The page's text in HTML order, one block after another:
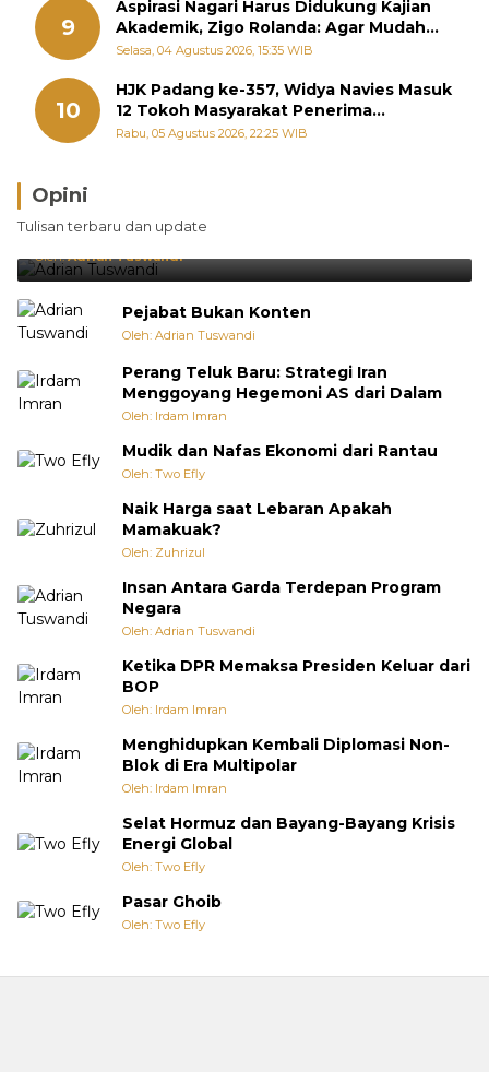
9
Aspirasi Nagari Harus Didukung Kajian
Akademik, Zigo Rolanda: Agar Mudah
Diperjuangkan di Kementerian
Selasa, 04 Agustus 2026, 15:35 WIB
10
HJK Padang ke-357, Widya Navies Masuk
12 Tokoh Masyarakat Penerima
Penghargaan Pemko Padang
Rabu, 05 Agustus 2026, 22:25 WIB
Opini
Tulisan terbaru dan update
Brasil Lebih Diunggulkan, tetapi Jepang Selalu
Punya Cara Membuat Kejutan
Oleh:Adrian Tuswandi
Pejabat Bukan Konten
Oleh: Adrian Tuswandi
Perang Teluk Baru: Strategi Iran
Menggoyang Hegemoni AS dari Dalam
Oleh: Irdam Imran
Mudik dan Nafas Ekonomi dari Rantau
Oleh: Two Efly
Naik Harga saat Lebaran Apakah
Mamakuak?
Oleh: Zuhrizul
Insan Antara Garda Terdepan Program
Negara
Oleh: Adrian Tuswandi
Ketika DPR Memaksa Presiden Keluar dari
BOP
Oleh: Irdam Imran
Menghidupkan Kembali Diplomasi Non-
Blok di Era Multipolar
Oleh: Irdam Imran
Selat Hormuz dan Bayang-Bayang Krisis
Energi Global
Oleh: Two Efly
Pasar Ghoib
Oleh: Two Efly